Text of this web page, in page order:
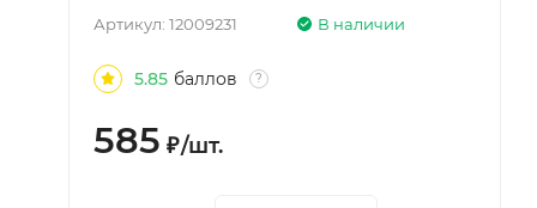
В наличии
Артикул:12009231
5.85 баллов ?
585 ₽/шт.